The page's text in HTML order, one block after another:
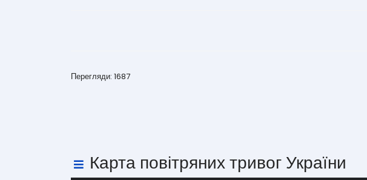
Перегляди: 1687
Карта повітряних тривог України